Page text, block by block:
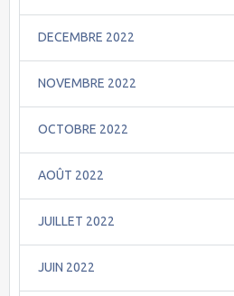
DECEMBRE 2022
NOVEMBRE 2022
OCTOBRE 2022
AOÛT 2022
JUILLET 2022
JUIN 2022